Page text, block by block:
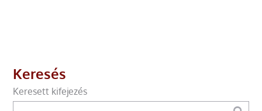
Keresés
Keresett kifejezés